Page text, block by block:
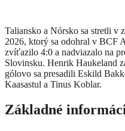
Taliansko a Nórsko sa stretli v
2026, ktorý sa odohral v BCF
zvíťazilo 4:0 a nadviazalo na
Slovinsku. Henrik Haukeland
gólovo sa presadili Eskild
Kaasastul a Tinus Koblar.
Základné